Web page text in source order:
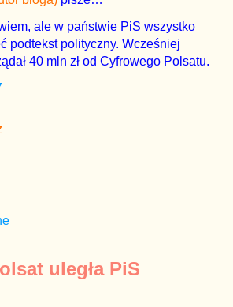
ale w państwie PiS wszystko
podtekst polityczny. Wcześniej
40 mln zł od Cyfrowego Polsatu.
uległa PiS